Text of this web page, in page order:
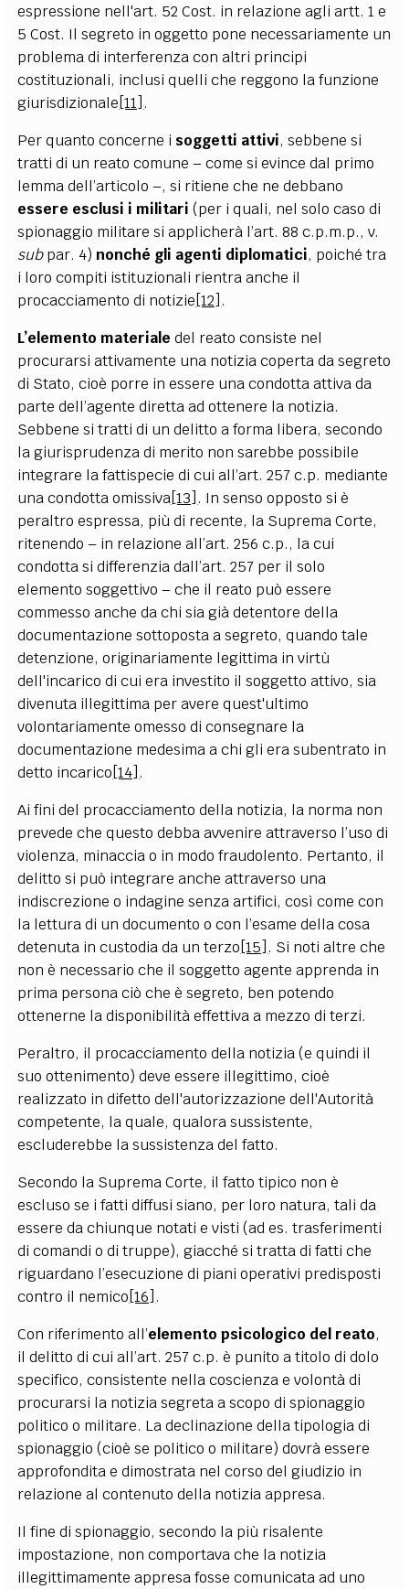
espressione nell'art. 52 Cost. in relazione agli artt. 1 e
5 Cost. Il segreto in oggetto pone necessariamente un
problema di interferenza con altri principi
costituzionali, inclusi quelli che reggono la funzione
giurisdizionale[11] .
Per quanto concerne i soggetti attivi, sebbene si
tratti di un reato comune – come si evince dal primo
lemma dell’articolo –, si ritiene che ne debbano
essere esclusi i militari (per i quali, nel solo caso di
spionaggio militare si applicherà l’art. 88 c.p.m.p., v.
subpar. 4) nonché gli agenti diplomatici, poiché tra
i loro compiti istituzionali rientra anche il
procacciamento di notizie[12] .
L’elemento materiale del reato consiste nel
procurarsi attivamente una notizia coperta da segreto
di Stato, cioè porre in essere una condotta attiva da
parte dell’agente diretta ad ottenere la notizia.
Sebbene si tratti di un delitto a forma libera, secondo
la giurisprudenza di merito non sarebbe possibile
integrare la fattispecie di cui all’art. 257 c.p. mediante
una condotta omissiva[13] . In senso opposto si è
peraltro espressa, più di recente, la Suprema Corte,
ritenendo – in relazione all’art. 256 c.p., la cui
condotta si differenzia dall’art. 257 per il solo
elemento soggettivo – che il reato può essere
commesso anche da chi sia già detentore della
documentazione sottoposta a segreto, quando tale
detenzione, originariamente legittima in virtù
dell'incarico di cui era investito il soggetto attivo, sia
divenuta illegittima per avere quest'ultimo
volontariamente omesso di consegnare la
documentazione medesima a chi gli era subentrato in
detto incarico[14] .
Ai fini del procacciamento della notizia, la norma non
prevede che questo debba avvenire attraverso l’uso di
violenza, minaccia o in modo fraudolento. Pertanto, il
delitto si può integrare anche attraverso una
indiscrezione o indagine senza artifici, così come con
la lettura di un documento o con l’esame della cosa
detenuta in custodia da un terzo[15] . Si noti altre che
non è necessario che il soggetto agente apprenda in
prima persona ciò che è segreto, ben potendo
ottenerne la disponibilità effettiva a mezzo di terzi.
Peraltro, il procacciamento della notizia (e quindi il
suo ottenimento) deve essere illegittimo, cioè
realizzato in difetto dell'autorizzazione dell'Autorità
competente, la quale, qualora sussistente,
escluderebbe la sussistenza del fatto.
Secondo la Suprema Corte, il fatto tipico non è
escluso se i fatti diffusi siano, per loro natura, tali da
essere da chiunque notati e visti (ad es. trasferimenti
di comandi o di truppe), giacché si tratta di fatti che
riguardano l’esecuzione di piani operativi predisposti
contro il nemico[16] .
Con riferimento all’elemento psicologico del reato,
il delitto di cui all’art. 257 c.p. è punito a titolo di dolo
specifico, consistente nella coscienza e volontà di
procurarsi la notizia segreta a scopo di spionaggio
politico o militare. La declinazione della tipologia di
spionaggio (cioè se politico o militare) dovrà essere
approfondita e dimostrata nel corso del giudizio in
relazione al contenuto della notizia appresa.
Il fine di spionaggio, secondo la più risalente
impostazione, non comportava che la notizia
illegittimamente appresa fosse comunicata ad uno